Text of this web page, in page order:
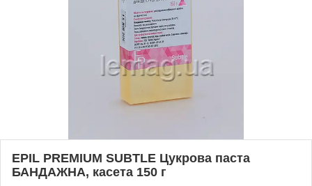
EPIL PREMIUM SUBTLE Цукрова паста
БАНДАЖНА, касета 150 г